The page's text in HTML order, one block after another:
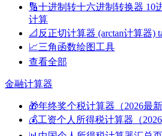
🔢十进制转十六进制转换器 10
计算
📐 反正切计算器 (arctan计算器)
📈三角函数绘图工具
查看全部
金融计算器
🎁年终奖个税计算器（2026最新
💰工资个人所得税计算器（2026